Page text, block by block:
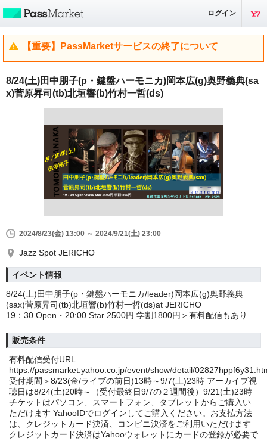
ログイン
【重要】PassMarketサービスの終了について
8/24(土)田中朋子(p・鍵盤ハーモニカ)岡本広(g)奥野義典(sa
x)菅原昇司(tb)北垣響(b)竹村一哲(ds)
2024/8/23(金) 13:00 ～ 2024/9/21(土) 23:00
Jazz Spot JERICHO
イベント情報
8/24(土)田中朋子(p・鍵盤ハーモニカ/leader)岡本広(g)奥野義典
(sax)菅原昇司(tb)北垣響(b)竹村一哲(ds)at JERICHO
19：30 Open・20:00 Star 2500円 学割1800円＞有料配信もあり
販売条件
有料配信受付URL
https://passmarket.yahoo.co.jp/event/show/detail/
受付期間＞8/23(金/ライブの前日)13時～9/7(土)23時 アーカイブ視
聴日は8/24(土)20時～（受付最終日9/7の２週間後）9/21(土)23時
チケットはパソコン、スマートフォン、タブレットからご購入い
ただけます YahooIDでログインしてご購入ください。お支払方法
は、クレジットカード決済、コンビニ決済をご利用いただけます
クレジットカード決済はYahooウォレットにカードの登録が必要で